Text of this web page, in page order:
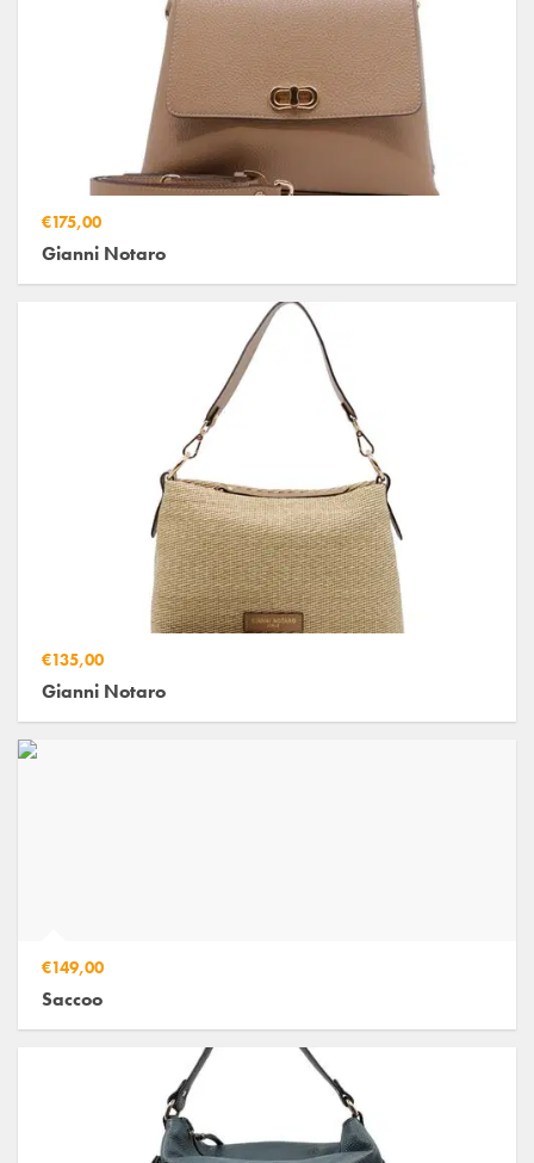
€175,00
Gianni Notaro
€135,00
Gianni Notaro
€149,00
Saccoo